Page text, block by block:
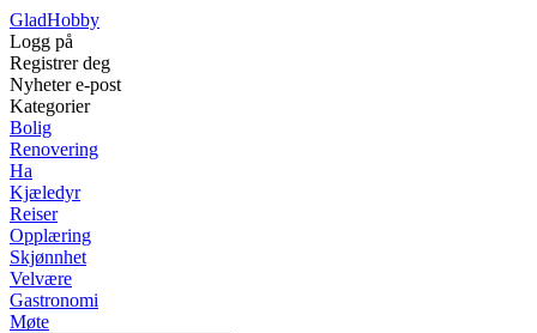
GladHobby
Logg på
Registrer deg
Nyheter e-post
Kategorier
Bolig
Renovering
Ha
Kjæledyr
Reiser
Opplæring
Skjønnhet
Velvære
Gastronomi
Møte